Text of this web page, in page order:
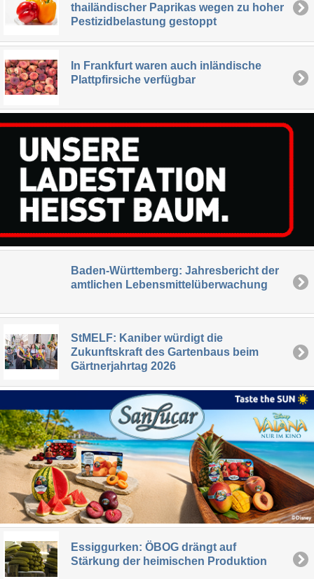
thailändischer Paprikas wegen zu hoher
Pestizidbelastung gestoppt
In Frankfurt waren auch inländische
Plattpfirsiche verfügbar
Baden-Württemberg: Jahresbericht der
amtlichen Lebensmittelüberwachung
StMELF: Kaniber würdigt die
Zukunftskraft des Gartenbaus beim
Gärtnerjahrtag 2026
Essiggurken: ÖBOG drängt auf
Stärkung der heimischen Produktion